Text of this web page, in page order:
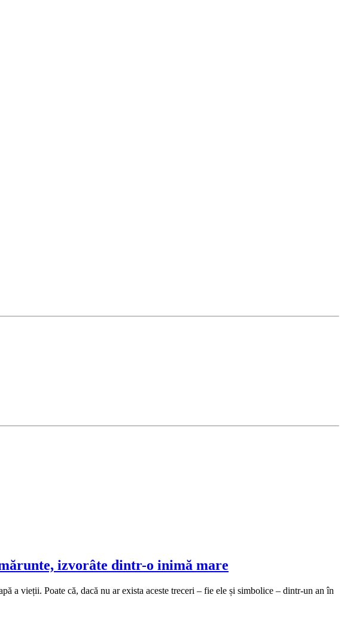
izvorâte dintr-o inimă mare
a vieții. Poate că, dacă nu ar exista aceste treceri – fie ele și simbolice – dintr-un an în